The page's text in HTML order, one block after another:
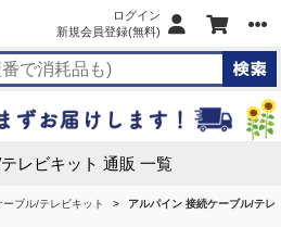
ログイン
新規会員登録(無料)
レビキット 通販 一覧
ーブル/テレビキット
アルパイン 接続ケーブル/テレ